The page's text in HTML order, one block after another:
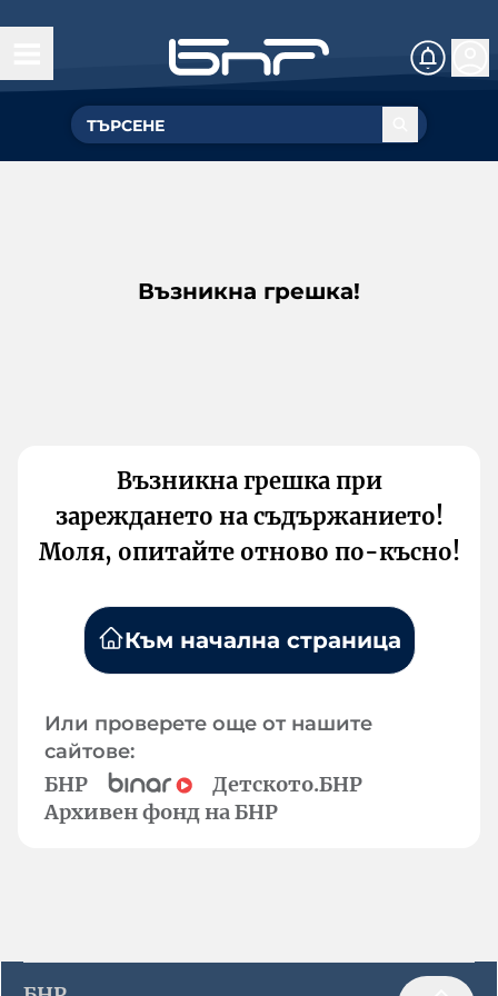
Възникна грешка!
Възникна грешка при
зареждането на съдържанието!
Моля, опитайте отново по-късно!
Към начална страница
Или проверете още от нашите
сайтове:
БНР
Детското.БНР
Архивен фонд на БНР